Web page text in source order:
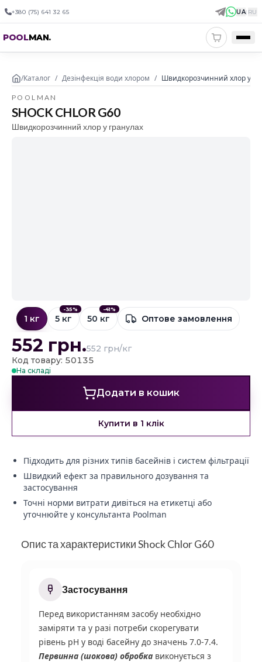
+380 (75) 641 32 65 UA| RU
POOLMAN.
/Каталог / Дезінфекція води хлором / Швидкорозчинний хлор у
POOLMAN
SHOCK CHLOR G60
Швидкорозчинний хлор у гранулах
1 кг
-35%
5 кг
-41%
50 кг Оптове замовлення
552 грн.552 грн/кг
Код товару: 50135
На складі
Додати в кошик
Купити в 1 клік
Підходить для різних типів басейнів і систем фільтрації
Швидкий ефект за правильного дозування та
застосування
Точні норми витрати дивіться на етикетці або
уточнюйте у консультанта Poolman
Опис та характеристики Shock Chlor G60
Застосування
Перед використанням засобу необхідно
заміряти та у разі потреби скорегувати
рівень pH у воді басейну до значень 7.0-7.4.
Первинна (шокова) обробка виконується з